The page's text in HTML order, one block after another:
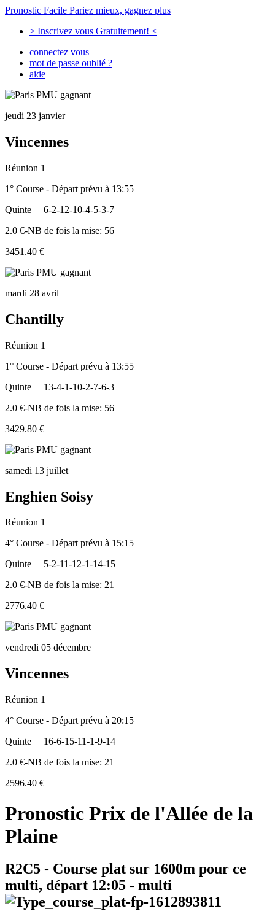
Pronostic Facile Pariez mieux, gagnez plus
> Inscrivez vous Gratuitement! <
connectez vous
mot de passe oublié ?
aide
jeudi 23 janvier
Vincennes
Réunion 1
1° Course - Départ prévu à 13:55
Quinte
6-2-12-10-4-5-3-7
2.0 €-NB de fois la mise: 56
3451.40 €
mardi 28 avril
Chantilly
Réunion 1
1° Course - Départ prévu à 13:55
Quinte
13-4-1-10-2-7-6-3
2.0 €-NB de fois la mise: 56
3429.80 €
samedi 13 juillet
Enghien Soisy
Réunion 1
4° Course - Départ prévu à 15:15
Quinte
5-2-11-12-1-14-15
2.0 €-NB de fois la mise: 21
2776.40 €
vendredi 05 décembre
Vincennes
Réunion 1
4° Course - Départ prévu à 20:15
Quinte
16-6-15-11-1-9-14
2.0 €-NB de fois la mise: 21
2596.40 €
Pronostic Prix de l'Allée de la
Plaine
R2C5 - Course plat sur 1600m pour ce
multi, départ 12:05 - multi